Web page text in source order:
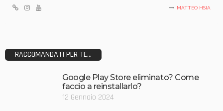
MATTEO HSIA
RACCOMANDATI PER TE...
Google Play Store eliminato? Come
faccio a reinstallarlo?
12 Gennaio 2024